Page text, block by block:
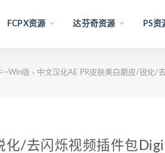
FCPX资源 达芬奇资源 PS资
—Win版 > 中文汉化AE PR皮肤美白磨皮/锐化/
化/去闪烁视频插件包